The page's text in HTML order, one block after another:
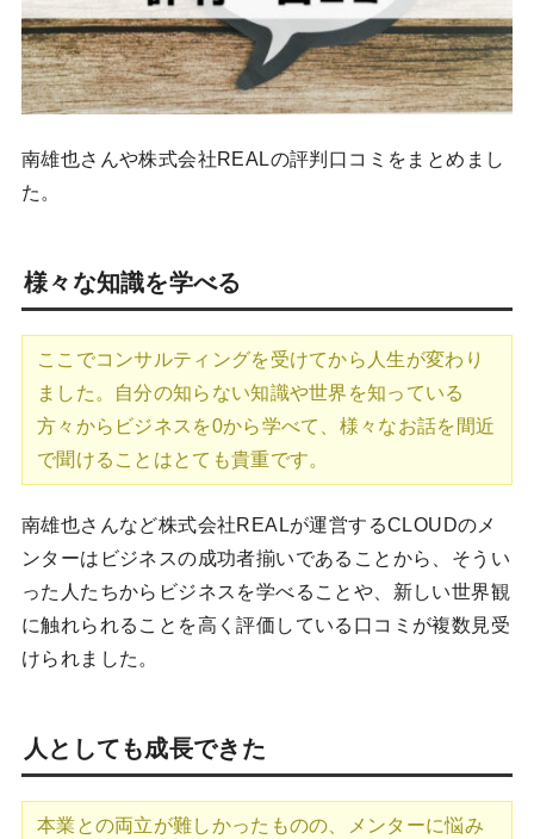
南雄也さんや株式会社REALの評判口コミをまとめまし
た。
様々な知識を学べる
ここでコンサルティングを受けてから人生が変わり
ました。自分の知らない知識や世界を知っている
方々からビジネスを0から学べて、様々なお話を間近
で聞けることはとても貴重です。
南雄也さんなど株式会社REALが運営するCLOUDのメ
ンターはビジネスの成功者揃いであることから、そうい
った人たちからビジネスを学べることや、新しい世界観
に触れられることを高く評価している口コミが複数見受
けられました。
人としても成長できた
本業との両立が難しかったものの、メンターに悩み